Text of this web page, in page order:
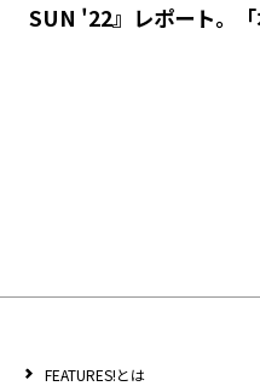
SUN '22』レポート。
FEATURES!とは